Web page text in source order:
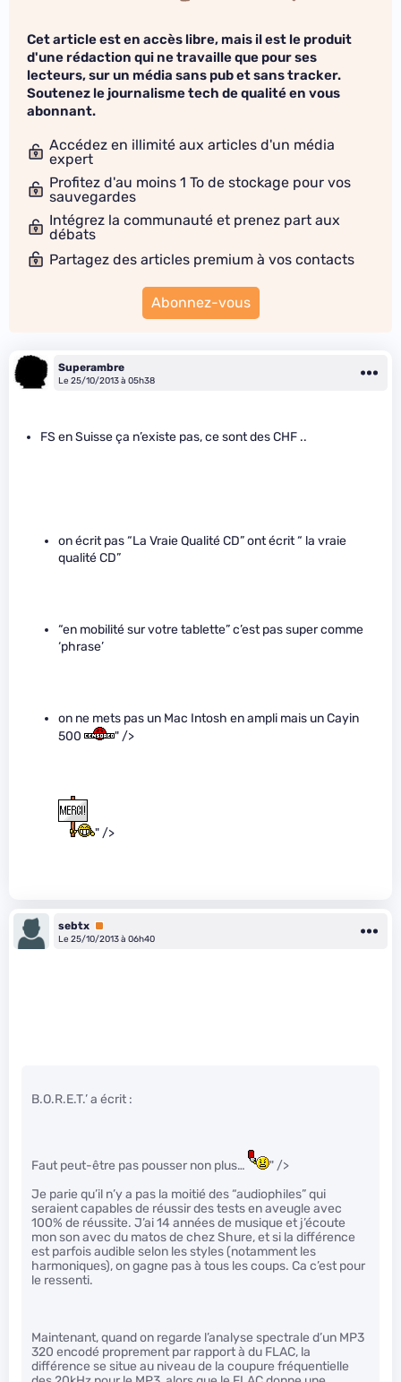
Cet article est en accès libre, mais il est le produit
d'une rédaction qui ne travaille que pour ses
lecteurs, sur un média sans pub et sans tracker.
Soutenez le journalisme tech de qualité en vous
abonnant.
Accédez en illimité aux articles d'un média
expert
Profitez d'au moins 1 To de stockage pour vos
sauvegardes
Intégrez la communauté et prenez part aux
débats
Partagez des articles premium à vos contacts
Abonnez-vous
Superambre
Le 25/10/2013 à 05h38
FS en Suisse ça n’existe pas, ce sont des CHF ..
on écrit pas “La Vraie Qualité CD” ont écrit “ la vraie
qualité CD”
“en mobilité sur votre tablette” c’est pas super comme
‘phrase’
on ne mets pas un Mac Intosh en ampli mais un Cayin
500
" />
" />
sebtx Premium
Le 25/10/2013 à 06h40
B.O.R.E.T.’ a écrit :
Faut peut-être pas pousser non plus…
" />
Je parie qu’il n’y a pas la moitié des “audiophiles” qui
seraient capables de réussir des tests en aveugle avec
100% de réussite. J’ai 14 années de musique et j’écoute
mon son avec du matos de chez Shure, et si la différence
est parfois audible selon les styles (notamment les
harmoniques), on gagne pas à tous les coups. Ca c’est pour
le ressenti.
Maintenant, quand on regarde l’analyse spectrale d’un MP3
320 encodé proprement par rapport à du FLAC, la
différence se situe au niveau de la coupure fréquentielle